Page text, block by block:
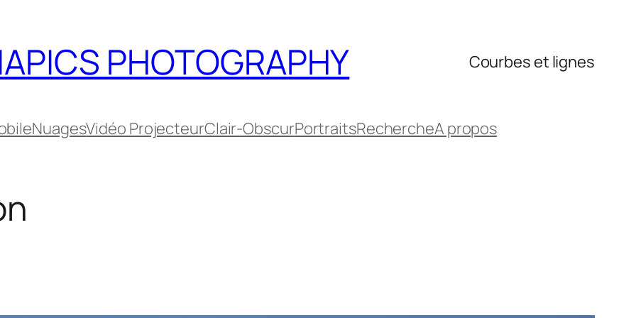
PHOTOGRAPHY Courbes et lignes
NuagesVidéo ProjecteurClair-ObscurPortraitsRechercheA propos